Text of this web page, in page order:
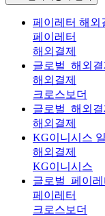
페이레터 해외
페이레터
해외결제
글로벌_해외
해외결제
크로스보더
글로벌_해외
해외결제
KG이니시스
해외결제
KG이니시스
글로벌_페이
페이레터
크로스보더